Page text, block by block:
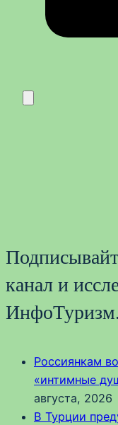
канал и
ИнфоТуризм.
Россиянкам
«интимные
августа, 2026
В Турции